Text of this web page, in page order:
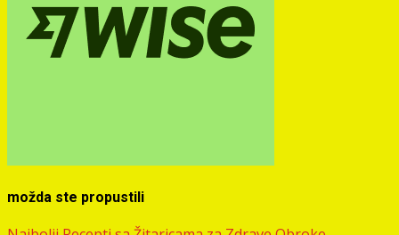
možda ste propustili